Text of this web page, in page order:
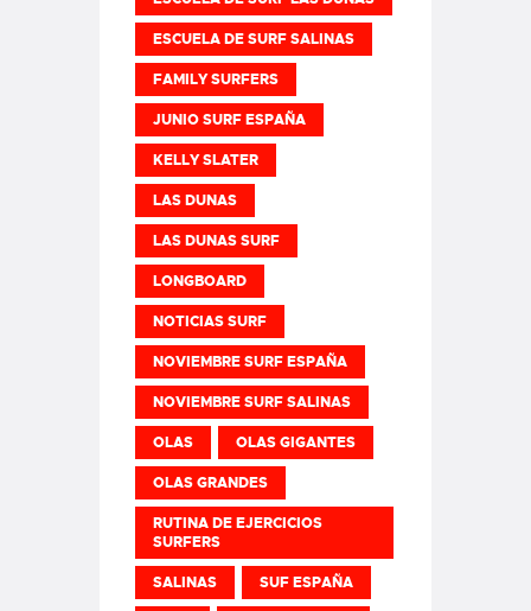
ESCUELA DE SURF SALINAS
FAMILY SURFERS
JUNIO SURF ESPAÑA
KELLY SLATER
LAS DUNAS
LAS DUNAS SURF
LONGBOARD
NOTICIAS SURF
NOVIEMBRE SURF ESPAÑA
NOVIEMBRE SURF SALINAS
OLAS OLAS GIGANTES
OLAS GRANDES
RUTINA DE EJERCICIOS
SURFERS
SALINAS SUF ESPAÑA